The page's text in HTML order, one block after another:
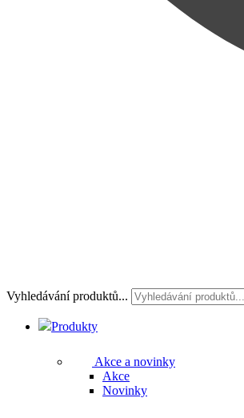
Vyhledávání produktů...
Produkty
Akce a novinky
Akce
Novinky